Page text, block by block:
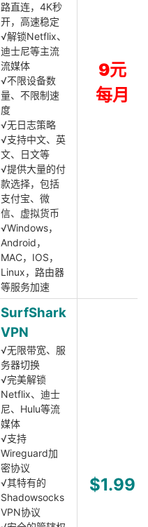
路直连，4K秒
开，高速稳定
√解锁Netflix、
迪士尼等主流
流媒体
√不限设备数
量、不限制速
度
√无日志策略
√支持中文、英
文、日文等
√提供大量的付
款选择，包括
支付宝、微
信、虚拟货币
√Windows，
Android，
MAC，IOS，
Linux，路由器
等服务加速
9元
每月
SurfShark
VPN
√无限带宽、服
务器切换
√完美解锁
Netflix、迪士
尼、Hulu等流
媒体
√支持
Wireguard加
密协议
√其特有的
Shadowsocks
VPN协议
$1.99